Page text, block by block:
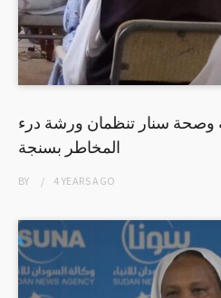
وصحة سنار تنظمان ورشة درء
المخاطر بسنجة
BY 4 YEARSAGO